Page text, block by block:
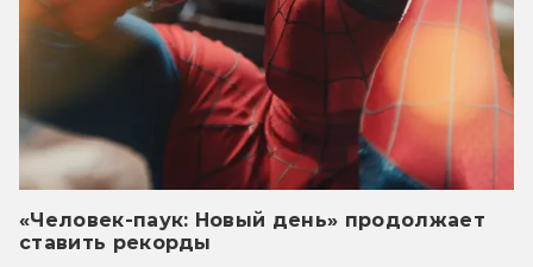
«Человек-паук: Новый день» продолжает
ставить рекорды